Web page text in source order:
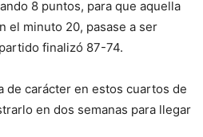
8 puntos, para que aquella
el minuto 20, pasase a ser
finalizó 87-74.
de carácter en estos cuartos de
en dos semanas para llegar